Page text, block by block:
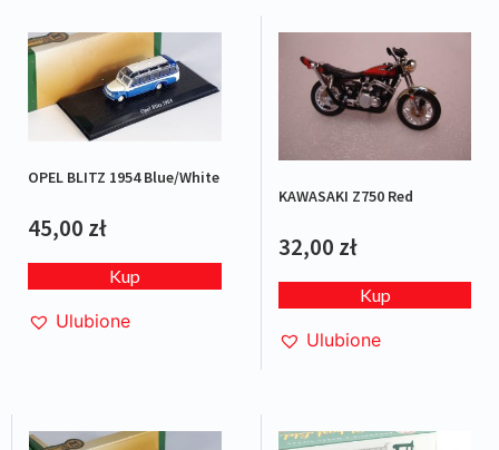
OPEL BLITZ 1954 Blue/White
45,00 zł
Kup
Ulubione
KAWASAKI Z750 Red
32,00 zł
Kup
Ulubione